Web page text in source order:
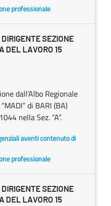
professionale
SEZIONE
DEL LAVORO 15
dall’Albo Regionale
di BARI (BA)
nella Sez. “A”.
aventi contenuto di
professionale
SEZIONE
DEL LAVORO 15